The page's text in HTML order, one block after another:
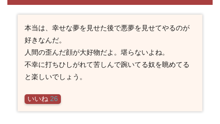
鬼滅
の刃
キャ
ラ一
本当は、幸せな夢を見せた後で悪夢を見せてやるのが
好きなんだ。
人間の歪んだ顔が大好物だよ。堪らないよね。
不幸に打ちひしがれて苦しんで踠いてる奴を眺めてる
と楽しいでしょう。
いいね 26